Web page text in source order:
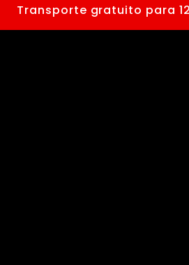
Transporte gratuito para 12-